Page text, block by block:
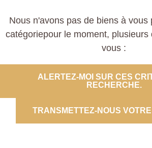
Nous n'avons pas de biens à vous
catégoriepour le moment, plusieurs
vous :
ALERTEZ-MOI SUR CES
RECHERCHE.
TRANSMETTEZ-NOUS